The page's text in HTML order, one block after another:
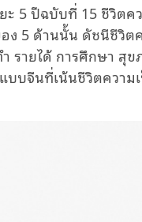
5 ปีฉบับที่ 15 ชีวิตค
ง 5 ด้านนั้น ดัชนีชีวิต
รายได้ การศึกษา สุ
บจีนที่เน้นชีวิตความ